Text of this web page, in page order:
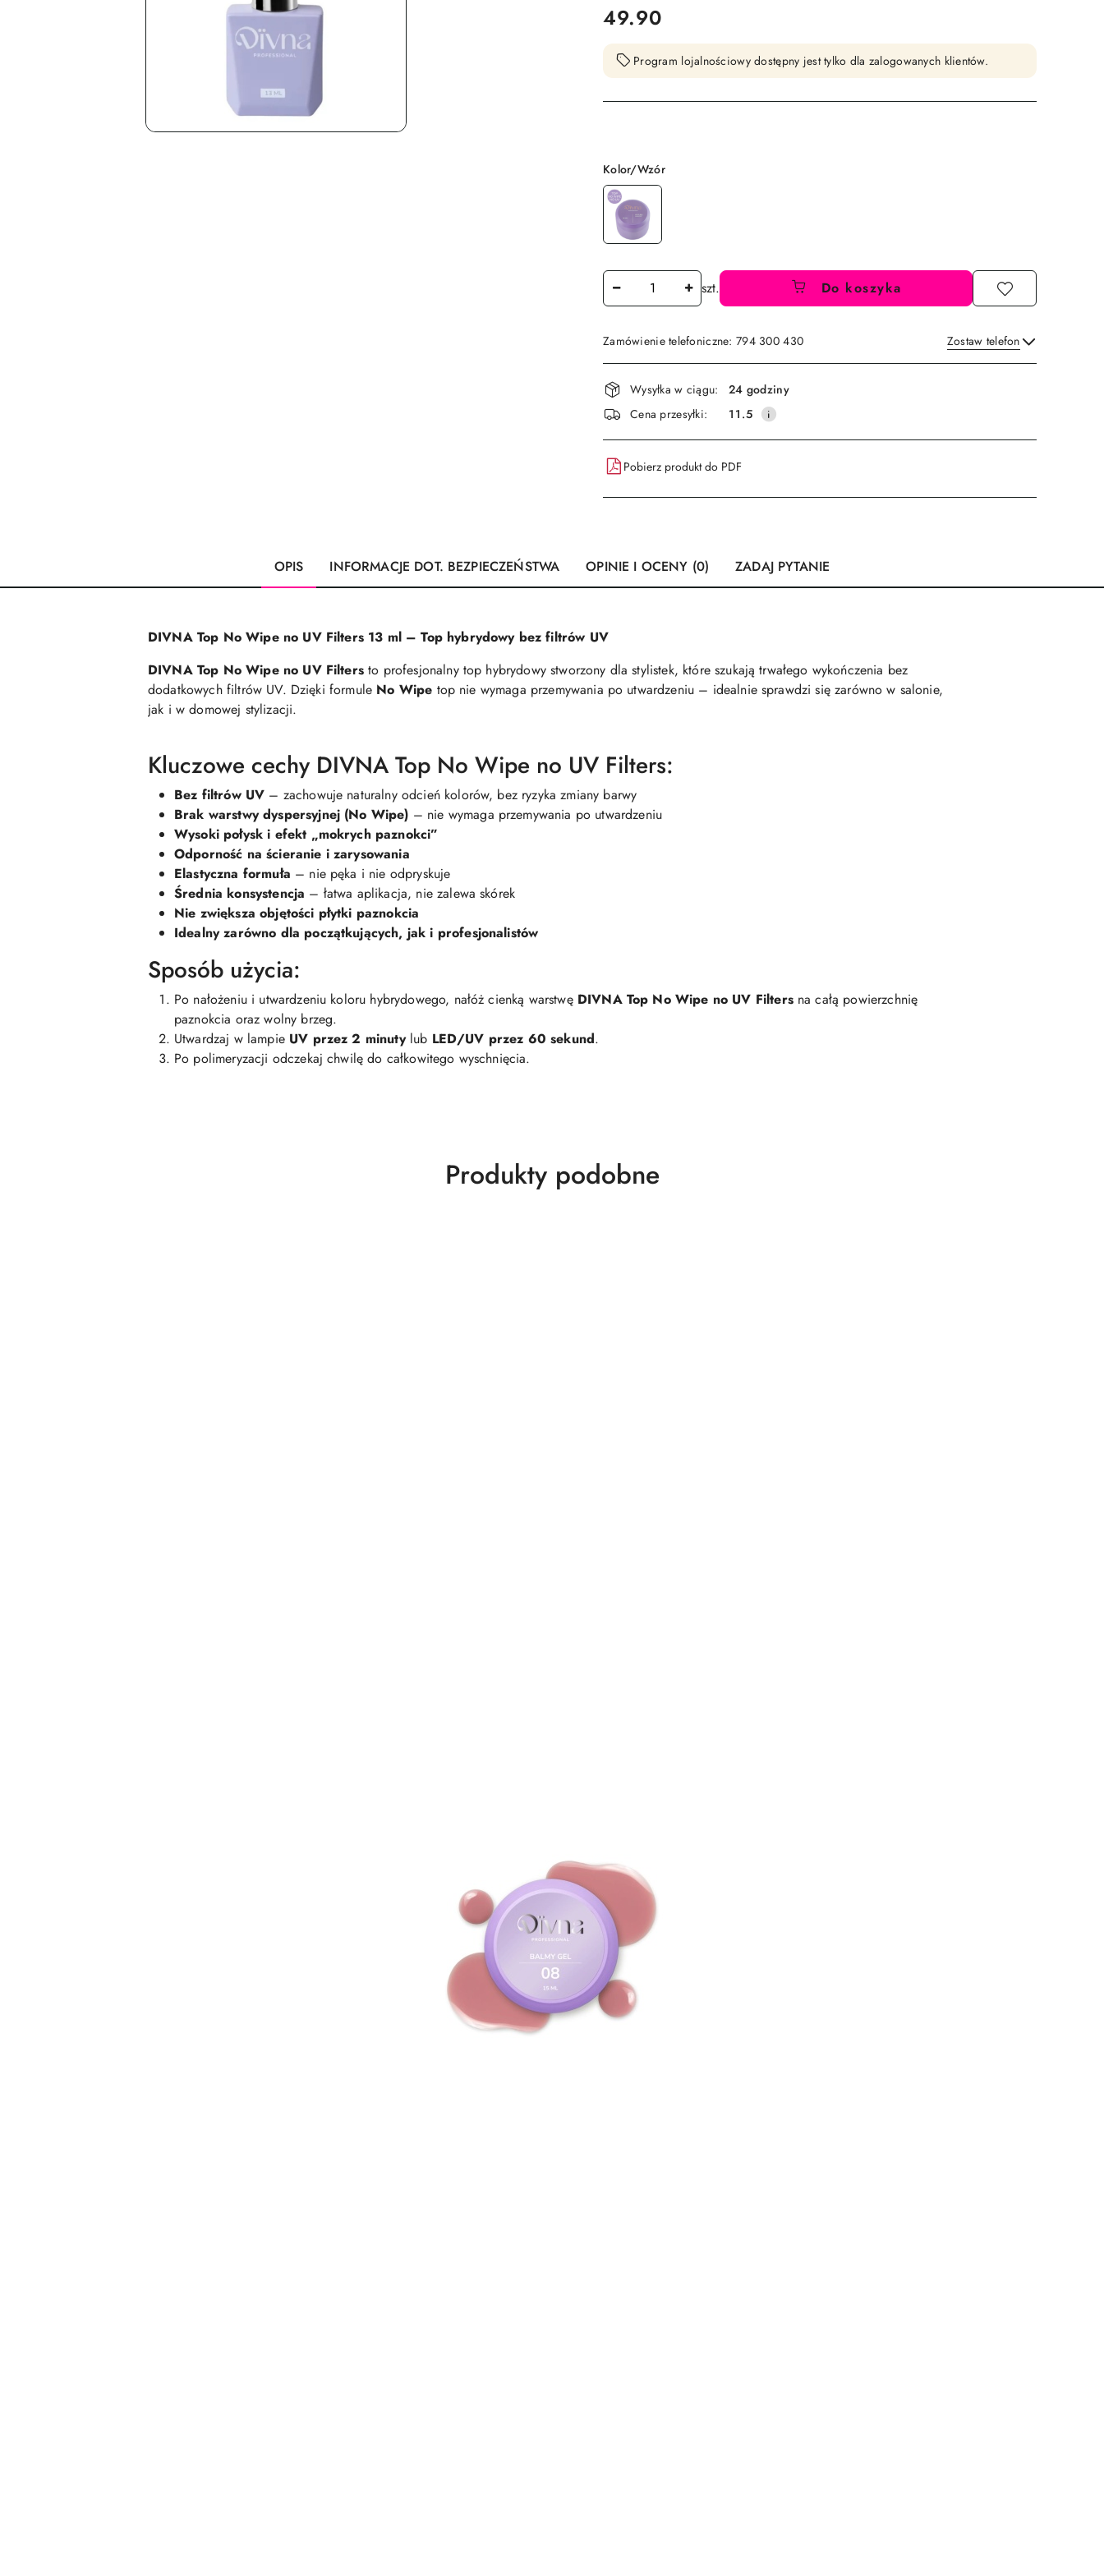
cena:
49.90
Program lojalnościowy dostępny jest tylko dla zalogowanych klientów.
Wariant
Kolor/Wzór
Ilość szt. Do koszyka
Zamówienie telefoniczne: 794 300 430 Zostaw telefon
Wyślij
Dostępność
i
dostawa
Wysyłka w ciągu:
24 godziny
Cena przesyłki:
11.5
Pobierz produkt do PDF
OPIS INFORMACJE DOT. BEZPIECZEŃSTWA OPINIE I OCENY (0) ZADAJ PYTANIE
DIVNA Top No Wipe no UV Filters 13 ml – Top hybrydowy bez filtrów UV
DIVNA Top No Wipe no UV Filtersto profesjonalny top hybrydowy stworzony dla stylistek, które szukają trwałego wykończenia bez
dodatkowych filtrów UV. Dzięki formule No Wipe top nie wymaga przemywania po utwardzeniu – idealnie sprawdzi się zarówno w salonie,
jak i w domowej stylizacji.
Kluczowe cechy DIVNA Top No Wipe no UV Filters:
Bez filtrów UV – zachowuje naturalny odcień kolorów, bez ryzyka zmiany barwy
Brak warstwy dyspersyjnej (No Wipe) – nie wymaga przemywania po utwardzeniu
Wysoki połysk i efekt „mokrych paznokci”
Odporność na ścieranie i zarysowania
Elastyczna formuła – nie pęka i nie odpryskuje
Średnia konsystencja – łatwa aplikacja, nie zalewa skórek
Nie zwiększa objętości płytki paznokcia
Idealny zarówno dla początkujących, jak i profesjonalistów
Sposób użycia:
Po nałożeniu i utwardzeniu koloru hybrydowego, nałóż cienką warstwę DIVNA Top No Wipe no UV Filtersna całą powierzchnię
paznokcia oraz wolny brzeg.
Utwardzaj w lampie UV przez 2 minutylub LED/UV przez 60 sekund.
Po polimeryzacji odczekaj chwilę do całkowitego wyschnięcia.
Produkty
Produkty podobne